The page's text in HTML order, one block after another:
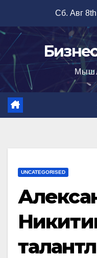
содержимому
Сб. Авг
UNCATEGORISED